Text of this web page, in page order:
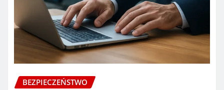
BEZPIECZEŃSTWO